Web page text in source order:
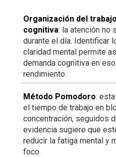
Organización del
cognitiva: la atención no
durante el día. Identificar
claridad mental permite
demanda cognitiva en
rendimiento.
Método Pomodoro:
el tiempo de trabajo en
concentración, seguidos
evidencia sugiere que
reducir la fatiga mental y
foco.